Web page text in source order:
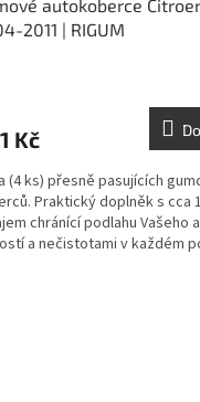
autokoberce
2011 | RIGUM
Kč
(4 ks) přesně pasujících
Praktický doplněk s cca
chránící podlahu Vašeho
a nečistotami v každém